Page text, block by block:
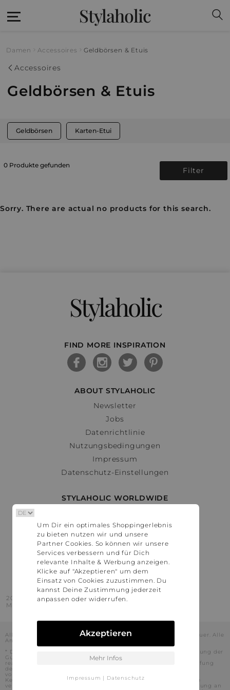
Stylaholic
Damen Accessoires Geldbörsen & Etuis
Accessoires
Geldbörsen & Etuis
Geldbörsen Karten-Etui
0 Produkte gefunden
Filter
Sorry. There are actual no products for this search.
Stylaholic
FIND MORE INSPIRATION
ABOUT STYLAHOLIC
Newsletter
Jobs
Datenrichtlinie
Nutzungsbedingungen
Impressum
Datenschutz-Einstellungen
STYLAHOLIC WORLDWIDE
Österreich
Schweiz
France
United States
2016 - 2026 © Stylaholic.
Made for you with love in munich.
Alle Preise inkl. der jeweils geltenden gesetzlichen Mehrwertsteuer. Alle
Angaben ohne Gewähr.
* Die angezeigten Preise beinhalten Rabatte, die durch die Nutzung der
Gutschein-Codes auf den Seiten unserer Partner voraussichtlich
realisiert werden können. Stylaholic führt keine vollständige Prüfung
der Gutschein-Codes durch und es kann daher in Einzelfällen
vorkommen, dass die Gutscheine abweichend von unserem
Kenntnisstand bei dem jeweiligen Shop nicht oder nur teilweise
verwendet werden können. Darüber hinaus kann deren Verwendung an
Um Dir ein optimales Shoppingerlebnis
zu bieten nutzen wir und unsere
Partner Cookies. So können wir unsere
Services verbessern und für Dich
relevante Inhalte & Werbung anzeigen.
Klicke auf "Akzeptieren" um dem
Einsatz von Cookies zuzustimmen. Du
kannst Deine Zustimmung jederzeit
anpassen oder widerrufen.
Akzeptieren
Mehr Infos
Impressum | Datenschutz